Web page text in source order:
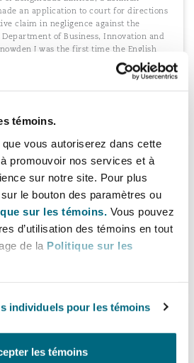
témoins.
vous autoriserez dans cette
promouvoir nos services et à
sur notre site. Pour plus
le bouton des paramètres ou
sur les témoins. Vous pouvez
d’utilisation des témoins en tout
de la Politique sur les
individuels pour les témoins
les témoins
an application to court for directions
claim in negligence against the
of Business, Innovation and
J was the first time the English
effect of changes to the Insolvency Act,
for liquidators to obtain creditor
of a BVI limited partnership on
liquidation of the same. Actions
defending the estate, as appropriate, in
former professional advisors; and also
in Serbia on the sale of a portfolio of
claims that interest rate hedging